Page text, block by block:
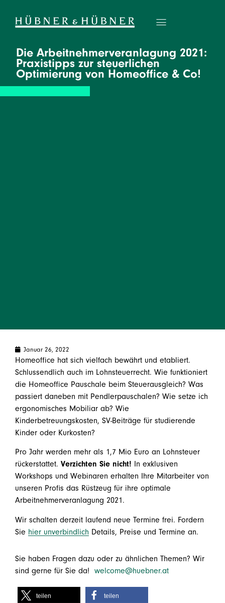
Die Arbeitnehmerveranlagung 2021:
Praxistipps zur steuerlichen
Optimierung von Homeoffice & Co!
Januar 26, 2022
Homeoffice hat sich vielfach bewährt und etabliert.
Schlussendlich auch im Lohnsteuerrecht. Wie funktioniert
die Homeoffice Pauschale beim Steuerausgleich? Was
passiert daneben mit Pendlerpauschalen? Wie setze ich
ergonomisches Mobiliar ab? Wie
Kinderbetreuungskosten, SV-Beiträge für studierende
Kinder oder Kurkosten?
Pro Jahr werden mehr als 1,7 Mio Euro an Lohnsteuer
rückerstattet. Verzichten Sie nicht!
In exklusiven
Workshops und Webinaren erhalten Ihre Mitarbeiter von
unseren Profis das Rüstzeug für ihre optimale
Arbeitnehmerveranlagung 2021.
Wir schalten derzeit laufend neue Termine frei. Fordern
Sie hier unverbindlich Details, Preise und Termine an.
Sie haben Fragen dazu oder zu ähnlichen Themen? Wir
sind gerne für Sie da! welcome@huebner.at
teilen teilen